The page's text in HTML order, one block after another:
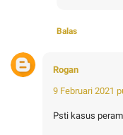
Balas
Rogan
9 Februari 2021
Psti kasus